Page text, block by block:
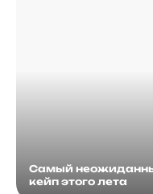
Самый
кейп этого лета